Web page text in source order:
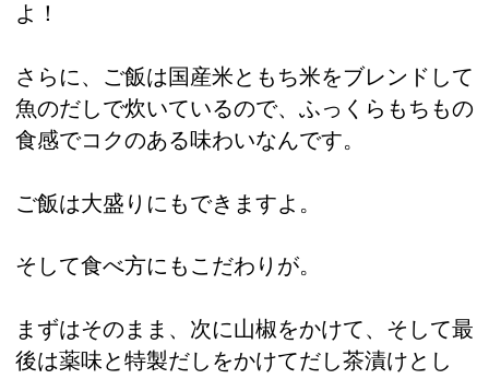
よ！
さらに、ご飯は国産米ともち米をブレンドして
魚のだしで炊いているので、ふっくらもちもの
食感でコクのある味わいなんです。
ご飯は大盛りにもできますよ。
そして食べ方にもこだわりが。
まずはそのまま、次に山椒をかけて、そして最
後は薬味と特製だしをかけてだし茶漬けとし